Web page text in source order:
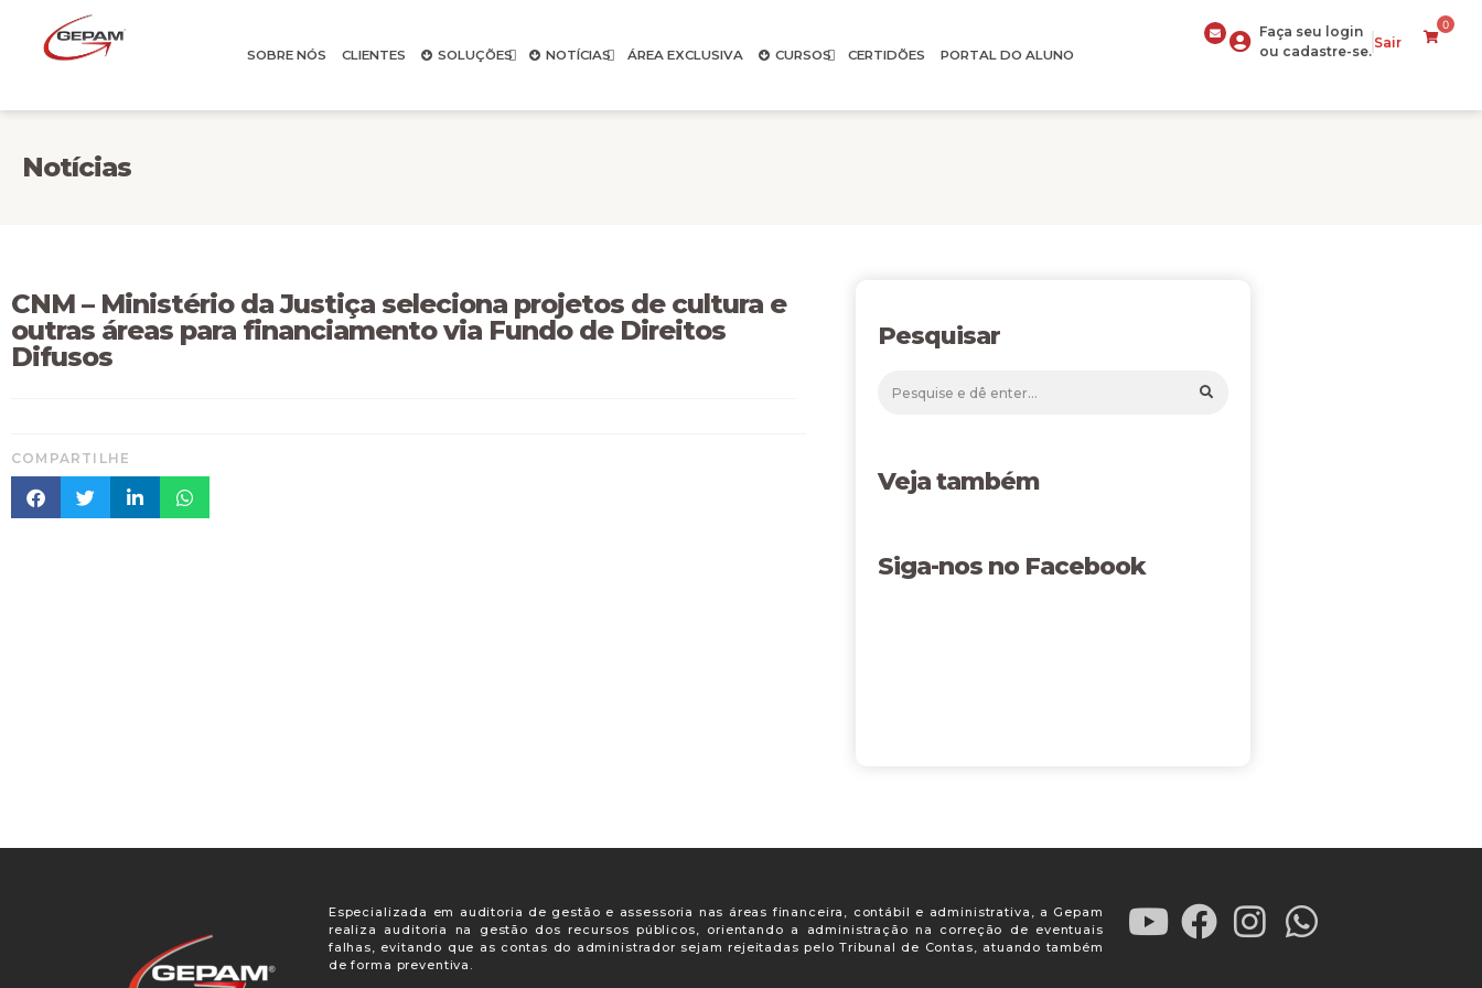
SOBRE NÓS CLIENTES SOLUÇÕES NOTÍCIAS ÁREA EXCLUSIVA CURSOS CERTIDÕES PORTAL DO ALUNO
Faça seu login
ou cadastre-se.
Sair
0
Notícias
CNM – Ministério da Justiça seleciona projetos de cultura e
outras áreas para financiamento via Fundo de Direitos
Difusos
COMPARTILHE
Pesquisar
Veja também
Siga-nos no Facebook
Especializada em auditoria de gestão e assessoria nas áreas financeira, contábil e administrativa, a Gepam
realiza auditoria na gestão dos recursos públicos, orientando a administração na correção de eventuais
falhas, evitando que as contas do administrador sejam rejeitadas pelo Tribunal de Contas, atuando também
de forma preventiva.